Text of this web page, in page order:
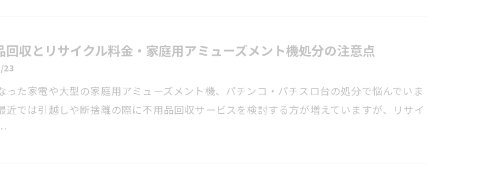
回収とリサイクル料金・家庭用アミューズメント機処分の注意点
23
った家電や大型の家庭用アミューズメント機、パチンコ・パチスロ台の処分で悩んでいま
近では引越しや断捨離の際に不用品回収サービスを検討する方が増えていますが、リサイ